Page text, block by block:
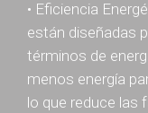
• Eficiencia
están diseñadas
términos de
menos energía
lo que reduce las